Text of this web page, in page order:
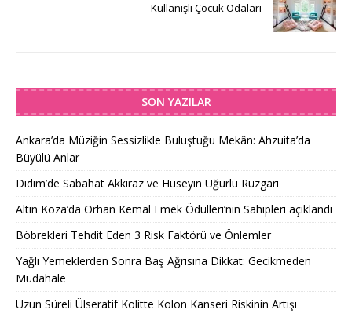
Kullanışlı Çocuk Odaları
SON YAZILAR
Ankara’da Müziğin Sessizlikle Buluştuğu Mekân: Ahzuita’da
Büyülü Anlar
Didim’de Sabahat Akkıraz ve Hüseyin Uğurlu Rüzgarı
Altın Koza’da Orhan Kemal Emek Ödülleri’nin Sahipleri açıklandı
Böbrekleri Tehdit Eden 3 Risk Faktörü ve Önlemler
Yağlı Yemeklerden Sonra Baş Ağrısına Dikkat: Gecikmeden
Müdahale
Uzun Süreli Ülseratif Kolitte Kolon Kanseri Riskinin Artışı